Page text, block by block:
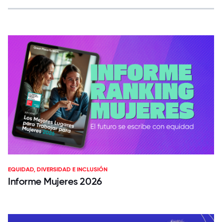
EQUIDAD, DIVERSIDAD E INCLUSIÓN
Informe Mujeres 2026